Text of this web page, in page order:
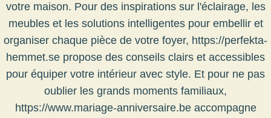
votre maison. Pour des inspirations sur l'éclairage, les
meubles et les solutions intelligentes pour embellir et
organiser chaque pièce de votre foyer, https://perfekta-
hemmet.se propose des conseils clairs et accessibles
pour équiper votre intérieur avec style. Et pour ne pas
oublier les grands moments familiaux,
https://www.mariage-anniversaire.be accompagne